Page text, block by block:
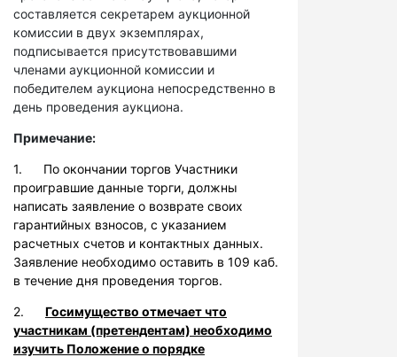
составляется секретарем аукционной
комиссии в двух экземплярах,
подписывается присутствовавшими
членами аукционной комиссии и
победителем аукциона непосредственно в
день проведения аукциона.
Примечание:
1. По окончании торгов Участники
проигравшие данные торги, должны
написать заявление о возврате своих
гарантийных взносов, с указанием
расчетных счетов и контактных данных.
Заявление необходимо оставить в 109 каб.
в течение дня проведения торгов.
2. Госимущество отмечает что
участникам (претендентам) необходимо
изучить Положение о порядке